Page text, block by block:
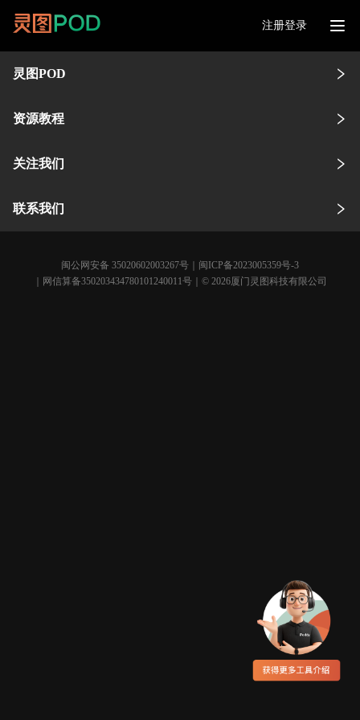
注册登录
灵图POD
资源教程
关注我们
联系我们
闽公网安备 35020602003267号
闽ICP备2023005359号-3
｜网信算备350203434780101240011号｜© 2026厦门灵图科技有限公司